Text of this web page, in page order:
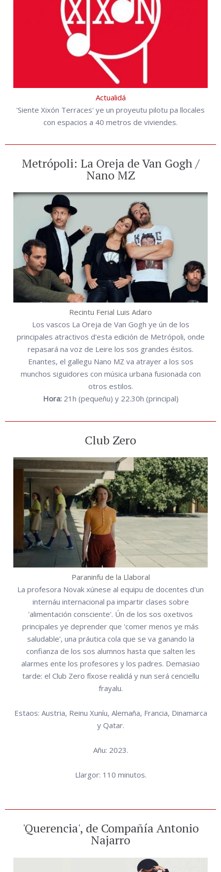
Actualidá
'Siente Xixón Terraces' ye un proyeutu pilotu pa llocales
con espacios a 40 metros de viviendes.
Metrópoli: La Oreja de Van Gogh /
Nano MZ
Recintu Ferial Luis Adaro
Los vascos La Oreja de Van Gogh ye ún de los
principales atractivos d'esta edición de Metrópoli, onde
repasará na voz de Leire los sos grandes ésitos.
Enantes, el gallegu Nano MZ va atrayer a los sos
munchos siguidores con música urbana fusionada con
otros estilos.
Hora:21h (pequeñu) y 22.30h (principal)
Club Zero
Paraninfu de la Llaboral
La profesora Novak xúnese al equipu de docentes d'un
internáu internacional pa impartir clases sobre
'alimentación consciente'. Ún de los sos oxetivos
principales ye deprender que 'comer menos ye más
saludable', una práutica cola que se va ganando la
confianza de los sos alumnos hasta que salten les
alarmes ente los profesores y los padres. Demasiao
tarde: el Club Zero fíxose realidá y nun será cenciellu
frayalu.
Estaos: Austria, Reinu Xuníu, Alemaña, Francia, Dinamarca
y Qatar.
Añu: 2023.
Llargor: 110 minutos.
'Querencia', de Compañía Antonio
Najarro